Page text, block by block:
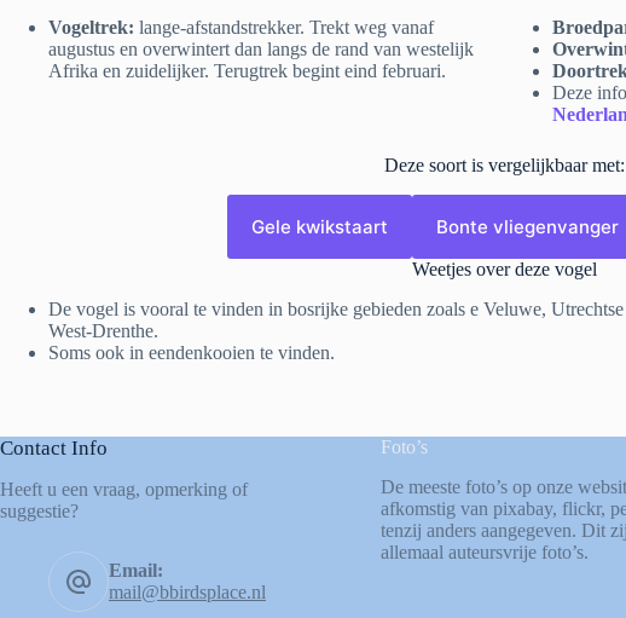
Vogeltrek: lange-afstandstrekker. Trekt weg vanaf
augustus en overwintert dan langs de rand van westelijk
Afrika en zuidelijker. Terugtrek begint eind februari.
Deze
Deze soort is vergelijkbaar met:
Gele kwikstaart Bonte vliegenvanger
Weetjes over deze vogel
De vogel is vooral te vinden in bosrijke gebieden zoals e Veluwe,
West-Drenthe.
Soms ook in eendenkooien te vinden.
Contact Info
Heeft u een vraag, opmerking of
suggestie?
Email:
mail@bbirdsplace.nl
Foto’s
De meeste foto’s op onze
afkomstig van pixabay, flickr,
tenzij anders aangegeven. Dit
allemaal auteursvrije foto’s.